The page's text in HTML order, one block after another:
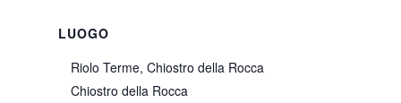
LUOGO
Riolo Terme, Chiostro della Rocca
Chiostro della Rocca